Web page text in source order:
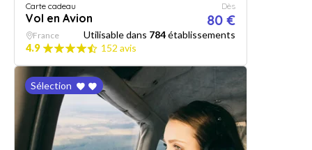
Carte cadeau
Vol en Avion
Dès
80 €
France Utilisable dans 784établissements
4.9
152 avis
Sélection